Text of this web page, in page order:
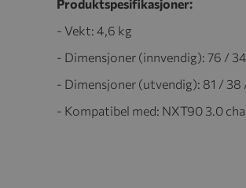
Produktspesifikasjoner:
- Vekt: 4,6 kg
- Dimensjoner (innvendig): 76 /
- Dimensjoner (utvendig): 81 / 38
- Kompatibel med: NXT90 3.0